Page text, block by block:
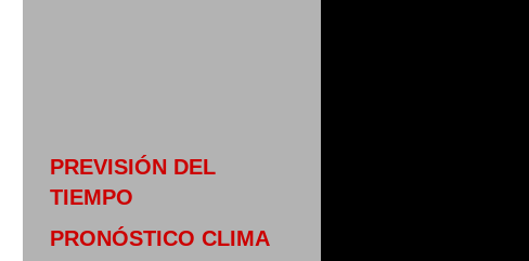
PREVISIÓN DEL
TIEMPO
PRONÓSTICO CLIMA